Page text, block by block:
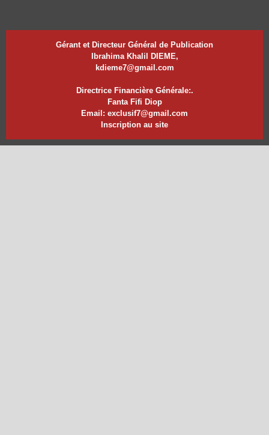
Gérant et Directeur Général de Publication
Ibrahima Khalil DIEME,
kdieme7@gmail.com
Directrice Financière Générale:.
Fanta Fifi Diop
Email: exclusif7@gmail.com
Inscription au site